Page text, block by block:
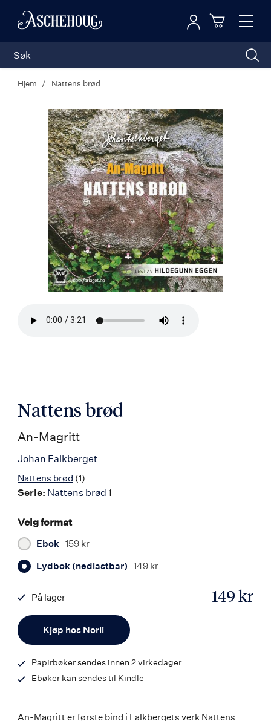
Toggle
Logg inn
Hjem Nattens brød
Nattens brød
An-Magritt
Johan Falkberget
Nattens brød (1)
Serie: Nattens brød 1
Velg format
Ebok 159 kr
Lydbok (nedlastbar) 149 kr
Kjøp hos Norli
149 kr
På lager
9788242133229
Papirbøker sendes innen 2 virkedager
Ebøker kan sendes til Kindle
An-Magritt er første bind i Falkbergets verk Nattens